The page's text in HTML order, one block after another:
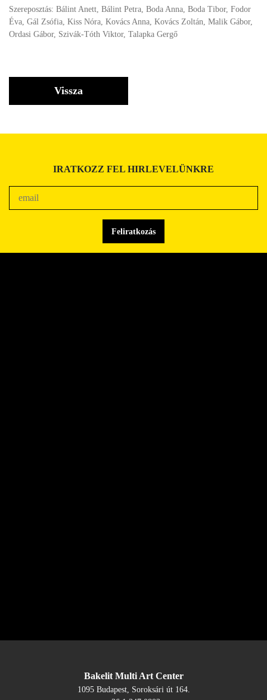
Szereposztás: Bálint Anett, Bálint Petra, Boda Anna, Boda Tibor, Fodor
Éva, Gál Zsófia, Kiss Nóra, Kovács Anna, Kovács Zoltán, Malik Gábor,
Ordasi Gábor, Szivák-Tóth Viktor, Talapka Gergő
Vissza
IRATKOZZ FEL HIRLEVELÜNKRE
Bakelit Multi Art Center
1095 Budapest, Soroksári út 164.